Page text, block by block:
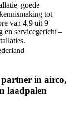
goede
tot
van 4,9 uit 9
en servicegericht –
in airco,
laadpalen